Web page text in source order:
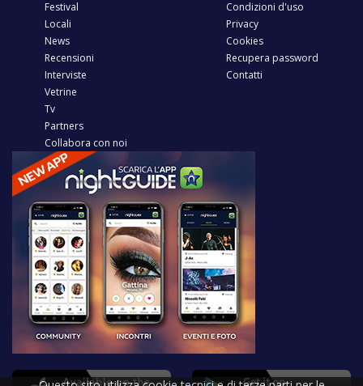
Festival
Locali
News
Recensioni
Interviste
Vetrine
Tv
Partners
Collabora con noi
Condizioni d'uso
Privacy
Cookies
Recupera password
Contatti